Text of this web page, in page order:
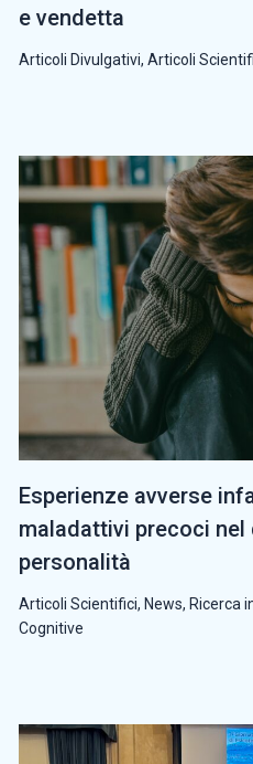
e vendetta
Articoli Divulgativi, Articoli
Esperienze avverse
maladattivi precoci
personalità
Articoli Scientifici, News, Ricerca
Cognitive